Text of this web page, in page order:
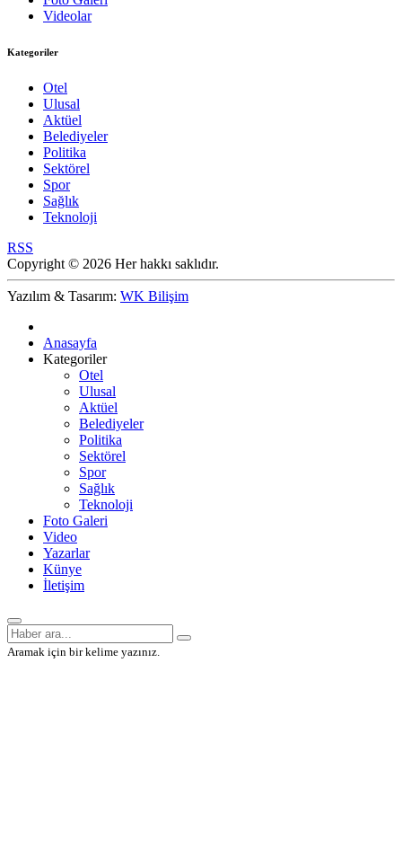
Videolar
Kategoriler
Otel
Ulusal
Aktüel
Belediyeler
Politika
Sektörel
Spor
Sağlık
Teknoloji
RSS
Copyright © 2026 Her hakkı saklıdır.
Yazılım & Tasarım: WK Bilişim
Anasayfa
Kategoriler
Otel
Ulusal
Aktüel
Belediyeler
Politika
Sektörel
Spor
Sağlık
Teknoloji
Foto Galeri
Video
Yazarlar
Künye
İletişim
Aramak için bir kelime yazınız.